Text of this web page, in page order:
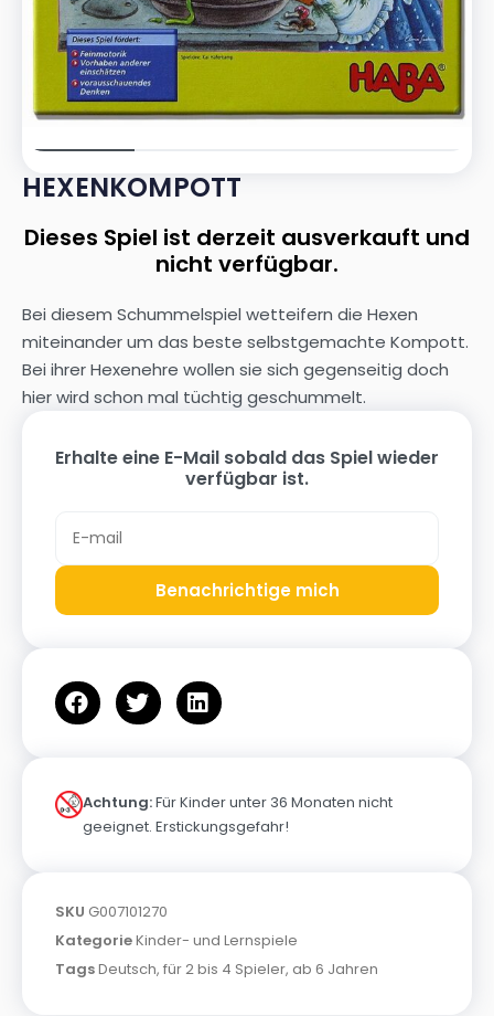
HEXENKOMPOTT
Dieses Spiel ist derzeit ausverkauft und
nicht verfügbar.
Bei diesem Schummelspiel wetteifern die Hexen
miteinander um das beste selbstgemachte Kompott.
Bei ihrer Hexenehre wollen sie sich gegenseitig doch
hier wird schon mal tüchtig geschummelt.
Erhalte eine E-Mail sobald das Spiel wieder
verfügbar ist.
Benachrichtige mich
Achtung:Für Kinder unter 36 Monaten nicht
geeignet. Erstickungsgefahr!
SKU G007101270
KategorieKinder- und Lernspiele
TagsDeutsch, für 2 bis 4 Spieler, ab 6 Jahren